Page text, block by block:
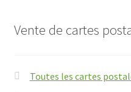
Vente de cartes
Toutes les cartes